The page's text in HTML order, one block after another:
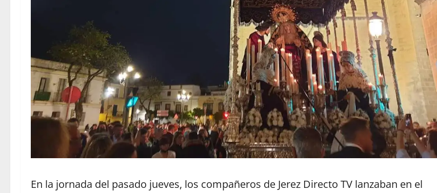
En la jornada del pasado jueves, los compañeros de Jerez Directo TV lanzaban en el